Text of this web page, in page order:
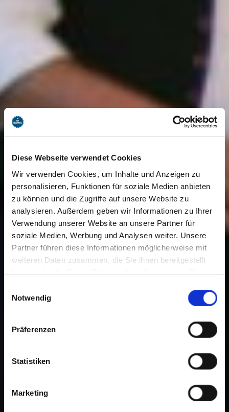
Diese Webseite verwendet Cookies
Wir verwenden Cookies, um Inhalte und Anzeigen zu
personalisieren, Funktionen für soziale Medien anbieten
zu können und die Zugriffe auf unsere Website zu
analysieren. Außerdem geben wir Informationen zu Ihrer
Verwendung unserer Website an unsere Partner für
soziale Medien, Werbung und Analysen weiter. Unsere
Partner führen diese Informationen möglicherweise mit
weiteren Daten zusammen, die Sie ihnen bereitgestellt
haben oder die Sie im Rahmen Ihrer Nutzung der Dienste
Cookies, wenn Sie unsere Webseite weiterhin nutzen.
Notwendig
Präferenzen
Statistiken
Marketing